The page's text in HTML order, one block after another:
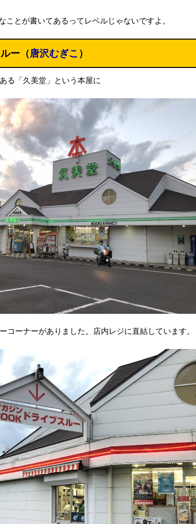
ことが書いてあるってレベルじゃないですよ。
ー（唐沢むぎこ ）
る「久美堂」という本屋に
コーナーがありました。店内レジに直結しています。